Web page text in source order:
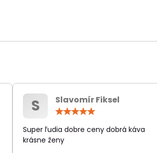
S
Slavomír Fiksel
/
5
Super ľudia dobre ceny dobrá káva
krásne ženy